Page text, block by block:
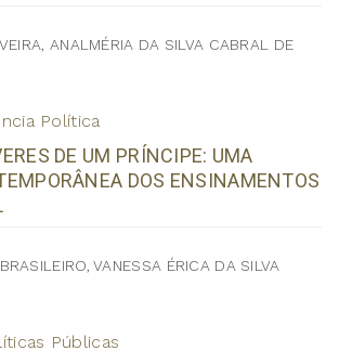
ANALMÉRIA DA SILVA CABRAL DE
Política
DE UM PRÍNCIPE: UMA
DOS ENSINAMENTOS
VANESSA ÉRICA DA SILVA
Públicas